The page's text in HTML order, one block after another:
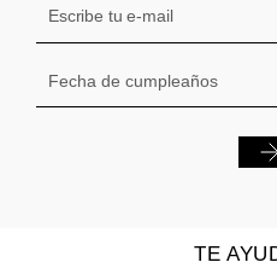
TE